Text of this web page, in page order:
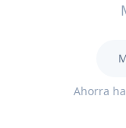
Ahorra